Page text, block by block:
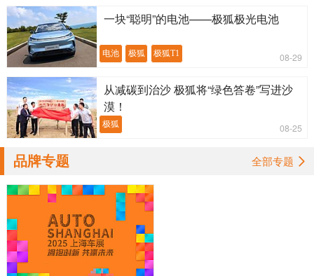
电池 极狐 极狐T1
一块“聪明”的电池——极狐极光电池
08-29
极狐
从减碳到治沙 极狐将“绿色答卷”写进沙
漠！
08-25
品牌专题 全部专题